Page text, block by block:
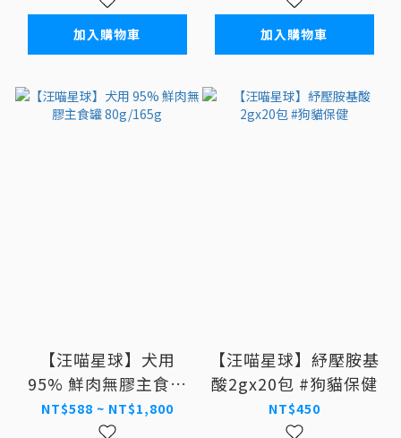
加入購物車 加入購物車
【汪喵星球】犬用
95% 鮮肉無膠主食罐
80g/165g
NT$588 ~ NT$1,800
【汪喵星球】紓壓胺基
酸2gx20包 #狗貓保健
NT$450